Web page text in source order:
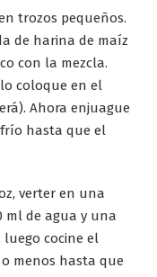
trozos pequeños.
de harina de maíz
con la mezcla.
coloque en el
Ahora enjuague
hasta que el
verter en una
ml de agua y una
luego cocine el
menos hasta que